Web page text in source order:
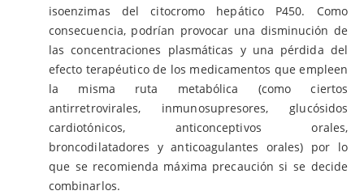
isoenzimas del citocromo hepático P450. Como
consecuencia, podrían provocar una disminución de
las concentraciones plasmáticas y una pérdida del
efecto terapéutico de los medicamentos que empleen
la misma ruta metabólica (como ciertos
antirretrovirales, inmunosupresores, glucósidos
cardiotónicos, anticonceptivos orales,
broncodilatadores y anticoagulantes orales) por lo
que se recomienda máxima precaución si se decide
combinarlos.